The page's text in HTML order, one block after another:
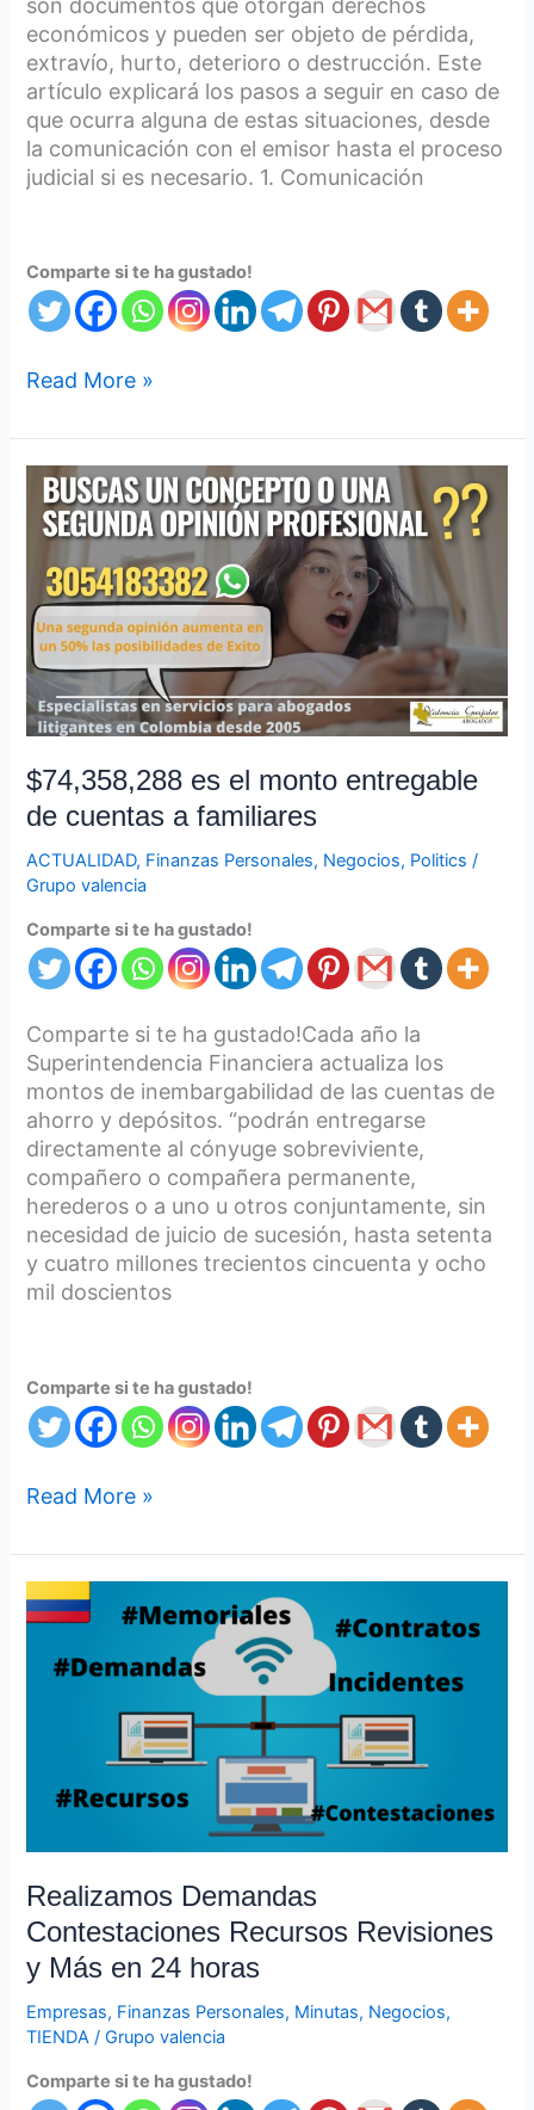
son documentos que otorgan derechos
económicos y pueden ser objeto de pérdida,
extravío, hurto, deterioro o destrucción. Este
artículo explicará los pasos a seguir en caso de
que ocurra alguna de estas situaciones, desde
la comunicación con el emisor hasta el proceso
judicial si es necesario. 1. Comunicación
Comparte si te ha gustado!
de
un
título
valor?
Read More »
$74,358,288 es el monto entregable
de cuentas a familiares
ACTUALIDAD, Finanzas Personales, Negocios, Politics /
Grupo valencia
Comparte si te ha gustado!
Comparte si te ha gustado!Cada año la
Superintendencia Financiera actualiza los
montos de inembargabilidad de las cuentas de
ahorro y depósitos. “podrán entregarse
directamente al cónyuge sobreviviente,
compañero o compañera permanente,
herederos o a uno u otros conjuntamente, sin
necesidad de juicio de sucesión, hasta setenta
y cuatro millones trecientos cincuenta y ocho
mil doscientos
Comparte si te ha gustado!
$74,358,288
es
monto
entregable
de
cuentas
a
familiares
Read More »
Realizamos Demandas
Contestaciones Recursos Revisiones
y Más en 24 horas
Empresas, Finanzas Personales, Minutas, Negocios,
TIENDA /Grupo valencia
Comparte si te ha gustado!
Realizamos
Demandas
Contestaciones
Recursos
Revisiones
horas